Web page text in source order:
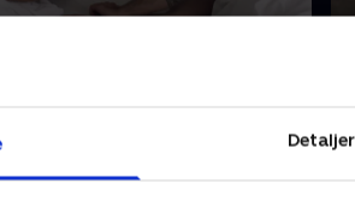
Detaljer
og Joachim får for alvor
Lukas, hvor meget de elsker